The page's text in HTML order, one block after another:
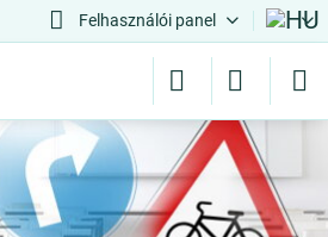
Felhasználói panel